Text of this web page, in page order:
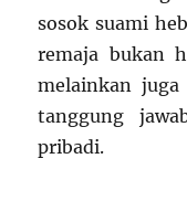
sosok suami
remaja bukan
melainkan
tanggung
pribadi.